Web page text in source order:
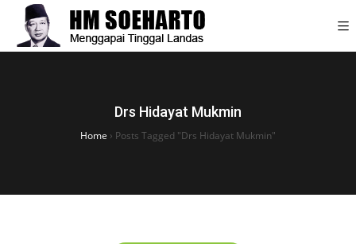
Drs Hidayat Mukmin
Home › Posts Tagged "Drs Hidayat Mukmin"